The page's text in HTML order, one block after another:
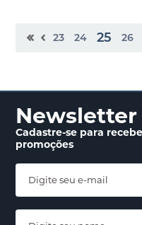
23 24 25 26
Newsletter
Cadastre-se para
promoções